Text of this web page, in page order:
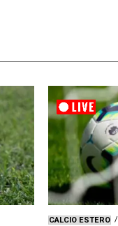
CALCIO ESTERO